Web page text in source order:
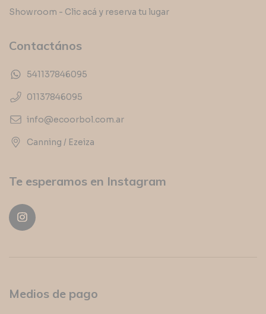
Showroom - Clic acá y reserva tu lugar
Contactános
541137846095
01137846095
info@ecoorbol.com.ar
Canning / Ezeiza
Te esperamos en Instagram
Medios de pago